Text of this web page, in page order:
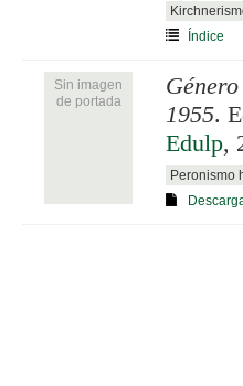
Índice
Sin imagen
de portada
1955.
Edulp,
Peronismo